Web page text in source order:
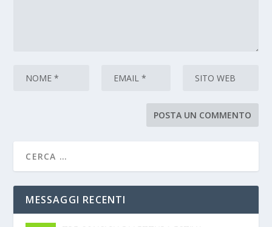
MESSAGGI RECENTI